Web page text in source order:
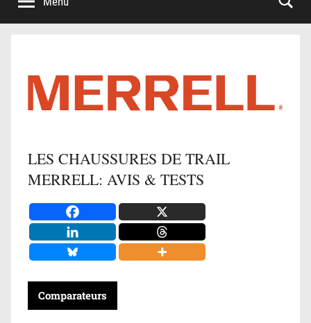
LES CHAUSSURES DE TRAIL
MERRELL: AVIS & TESTS
Comparateurs